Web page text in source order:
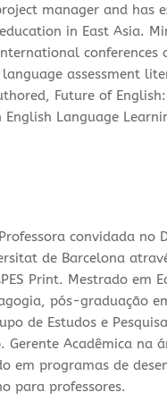
manager and has
in East Asia.
conferences
assessment
Future of
Language
convidada no
de Barcelona
Print. Mestrado em
pós-graduação
de Estudos e
Gerente Acadêmica na
em programas de
para professores.